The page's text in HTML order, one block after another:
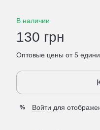
В наличии
130 грн
Оптовые цены от 5
% Войти для